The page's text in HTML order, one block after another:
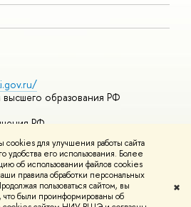
для улучшения работы сайта
его использования. Более
об использовании файлов cookies
правила обработки персональных
пользоваться сайтом, вы
что были проинформированы об
✖
образования РФ
РФ
курсы
и контактыУсловия
Политика конфиденциальности